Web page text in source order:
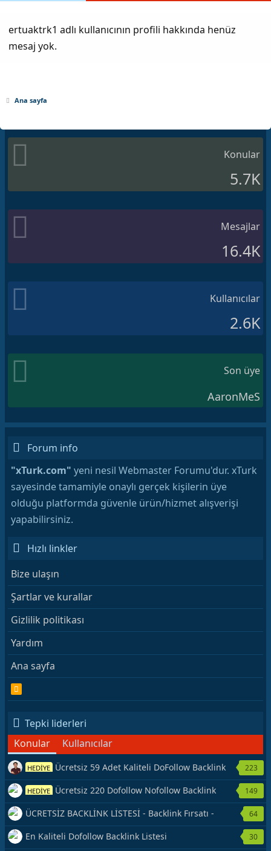
ertuaktrk1 adlı kullanıcının profili hakkında henüz
mesaj yok.
Ana sayfa
Konular
5.7K
Mesajlar
16.4K
Kullanıcılar
2.6K
Son üye
AaronMeS
Forum info
"xTurk.com" yeni nesil Webmaster Forumu'dur. xTurk
sayesinde tamamiyle onaylı gerçek kişilerin üye
olduğu platformda güvenle ürün/hizmet alışverişi
yapabilirsiniz.
Hızlı linkler
Bize ulaşın
Şartlar ve kurallar
Gizlilik politikası
Yardım
Ana sayfa
S
Tepki liderleri
Konular
Kullanıcılar
HEDİYE Ücretsiz 59 Adet Kaliteli DoFollow Backlink
Kaynağı Veriyorum.
223
HEDİYE Ücretsiz 220 Dofollow Nofollow Backlink
Veriyorum
149
ÜCRETSİZ BACKLİNK LİSTESİ - Backlink Fırsatı -
Hemen Yetiş!
64
En Kaliteli Dofollow Backlink Listesi 30